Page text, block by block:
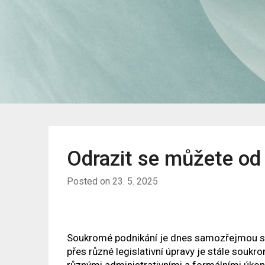
Odrazit se můžete
Posted on23. 5. 2025
Soukromé podnikání je dnes samozřejmou
přes různé legislativní úpravy je stále